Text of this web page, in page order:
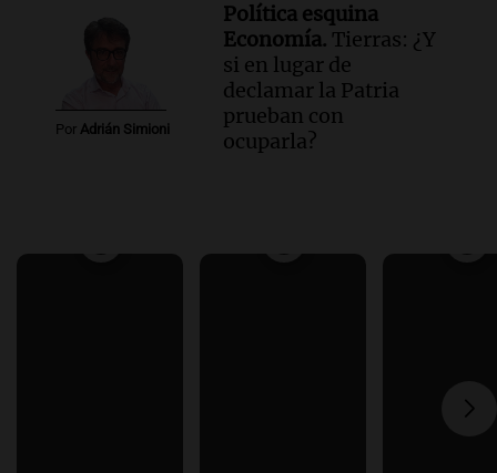
Por Adrián Simioni
Política esquina
Economía. Tierras: ¿Y
si en lugar de
declamar la Patria
prueban con
ocuparla?